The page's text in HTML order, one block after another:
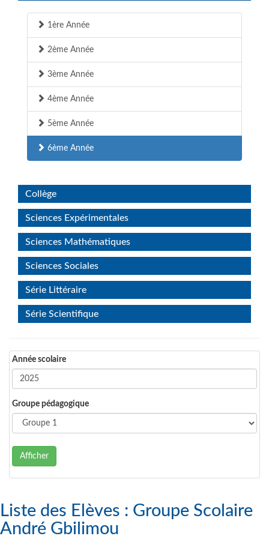
1ère Année
2ème Année
3ème Année
4ème Année
5ème Année
6ème Année
Collège
Sciences Expérimentales
Sciences Mathématiques
Sciences Sociales
Série Littéraire
Série Scientifique
Année scolaire
Groupe pédagogique
Afficher
Liste des Elèves : Groupe Scolaire
André Gbilimou